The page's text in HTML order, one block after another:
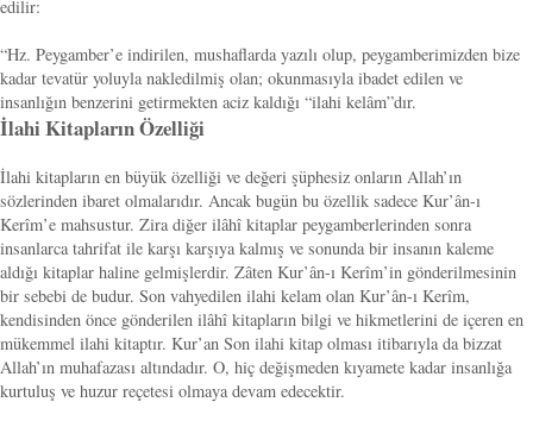
edilir:
“Hz. Peygamber’e indirilen, mushaflarda yazılı olup, peygamberimizden bize
kadar tevatür yoluyla nakledilmiş olan; okunmasıyla ibadet edilen ve
insanlığın benzerini getirmekten aciz kaldığı “ilahi kelâm”dır.
İlahi Kitapların Özelliği
İlahi kitapların en büyük özelliği ve değeri şüphesiz onların Allah’ın
sözlerinden ibaret olmalarıdır. Ancak bugün bu özellik sadece Kur’ân-ı
Kerîm’e mahsustur. Zira diğer ilâhî kitaplar peygamberlerinden sonra
insanlarca tahrifat ile karşı karşıya kalmış ve sonunda bir insanın kaleme
aldığı kitaplar haline gelmişlerdir. Zâten Kur’ân-ı Kerîm’in gönderilmesinin
bir sebebi de budur. Son vahyedilen ilahi kelam olan Kur’ân-ı Kerîm,
kendisinden önce gönderilen ilâhî kitapların bilgi ve hikmetlerini de içeren en
mükemmel ilahi kitaptır. Kur’an Son ilahi kitap olması itibarıyla da bizzat
Allah’ın muhafazası altındadır. O, hiç değişmeden kıyamete kadar insanlığa
kurtuluş ve huzur reçetesi olmaya devam edecektir.